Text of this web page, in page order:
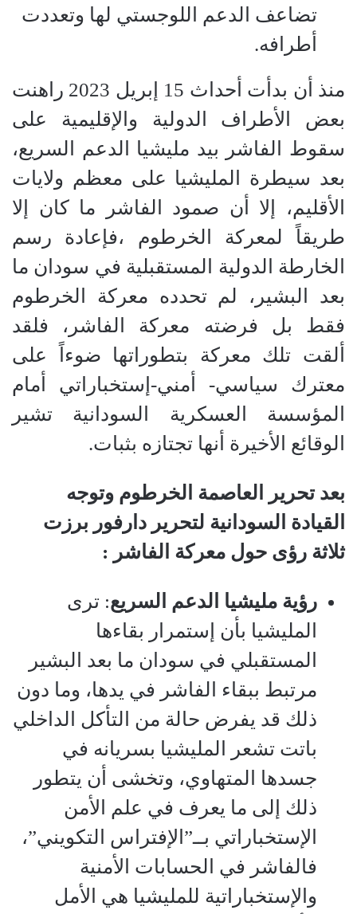
تضاعف الدعم اللوجستي لها وتعددت
أطرافه.
منذ أن بدأت أحداث 15 إبريل 2023 راهنت
بعض الأطراف الدولية والإقليمية على
سقوط الفاشر بيد مليشيا الدعم السريع،
بعد سيطرة المليشيا على معظم ولايات
الأقليم، إلا أن صمود الفاشر ما كان إلا
طريقاً لمعركة ‫الخرطوم ،فإعادة رسم
الخارطة الدولية المستقبلية في سودان ما
بعد البشير، لم تحدده معركة الخرطوم
فقط بل فرضته معركة الفاشر، فلقد
ألقت تلك معركة بتطوراتها ضوءاً على
معترك سياسي- أمني-إستخباراتي أمام
المؤسسة العسكرية السودانية تشير
الوقائع الأخيرة أنها تجتازه بثبات.
‏بعد تحرير العاصمة الخرطوم وتوجه
القيادة السودانية لتحرير دارفور برزت
ثلاثة رؤى حول معركة الفاشر :
رؤية مليشيا الدعم السريع: ترى
المليشيا بأن إستمرار بقاءها
المستقبلي في سودان ما بعد البشير
مرتبط ببقاء الفاشر في يدها، وما دون
ذلك قد يفرض حالة من التأكل الداخلي
باتت تشعر المليشيا بسريانه في
جسدها المتهاوي، وتخشى أن يتطور
ذلك إلى ما يعرف في علم الأمن
الإستخباراتي بــ”الإفتراس التكويني”،
فالفاشر في الحسابات الأمنية
والإستخباراتية للمليشيا هي الأمل